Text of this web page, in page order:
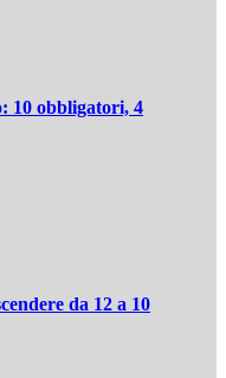
10 obbligatori, 4
da 12 a 10